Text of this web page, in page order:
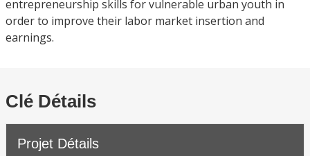
entrepreneurship skills for vulnerable urban youth in
order to improve their labor market insertion and
earnings.
Clé Détails
Projet Détails